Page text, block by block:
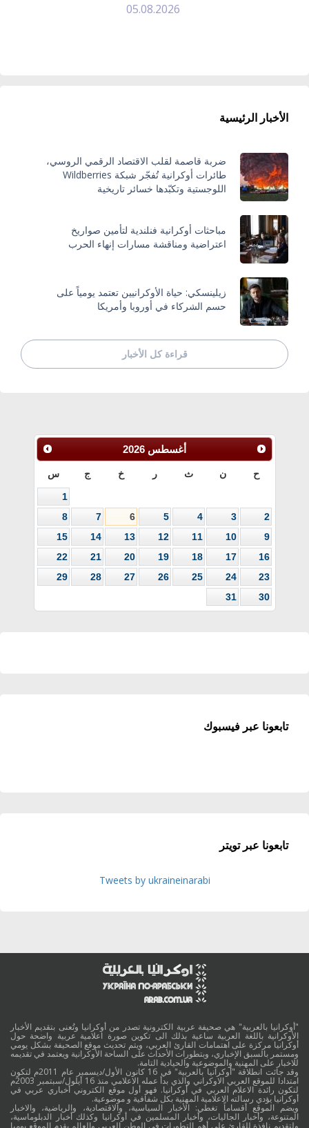
05.08.2026
الأخبار الرئيسية
ضربة قاصمة لقلب الاقتصاد الرقمي الروسي،
طائرات أوكرانية تُفجّر شبكة Wildberries
اللوجستية وتكبّدها خسائر تاريخية
مباحثات أوكرانية فنلندية لتأمين صواريخ
اعتراضية ومناقشة مسارات إنهاء الحرب
زيلينسكي: حياة الأوكرانيين تعتمد يومياً على
حسم الشركاء في أوروبا وأمريكا
قراءة كل الأخبار
أغسطس 2026
ح ن ث ر خ ج س
1
2
3
4
5
6
7
8
9
10
11
12
13
14
15
16
17
18
19
20
21
22
23
24
25
26
27
28
29
30
31
تابعونا عبر فيسبوك
تابعونا عبر تويتر
Tweets by ukraineinarabi
"أوكرانيا بالعربية" هي صحيفة عربية الكترونية تصدر من أوكرانيا وتُعنى بتقديم الأخبار
الأوكرانية باللغة العربية ساعية بذلك الى تكوين صورة اعلامية عربية واضحة حول
أوكرانيا مركزة على اهتمامات القارئ العربي، ويتم تحديث موقع الصحيفة بشكل يومي
ومستمر بالسبق الإخباري، وبتطورات الأحداث على الساحة الأوكرانية ويعتمد في تقديمه
للاخبار على المهنية والموضوعية والحيادية التامة.
وقد جائت انطلاقة "أوكرانيا بالعربية" في 16 كانون الأول/ديسمبر عام 2011م لتكون
امتدادا للموقع العربي الاوكراني والذي بدأ عمله الاعلامي منذ 16 أيلول/سبتمبر 2003م
لتكون رائدة الاعلام العربي في أوكرانيا. فهو أول موقع الكتروني أخباري عربي في
أوكرانيا يؤدي رسالته الاعلامية المهنية بكل شفافية و موضوعية.
ويضم الموقع أقساماً تغطي: الأخبار السياسية، والاقتصادية، والرياضية، والاخبار
المتنوعة، وأخبار الجاليات، وأخبار المسلمين في أوكرانيا وكذلك أخبار الدبلوماسية،